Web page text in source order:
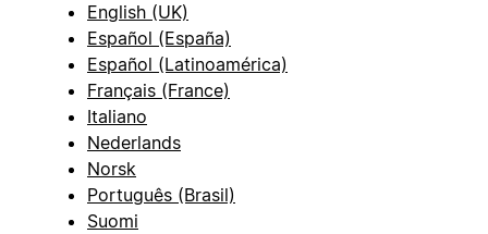
English (UK)
Español (España)
Español (Latinoamérica)
Français (France)
Italiano
Nederlands
Norsk
Português (Brasil)
Suomi